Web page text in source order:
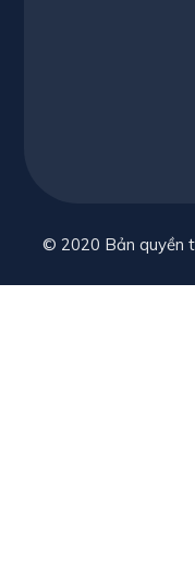
© 2020 Bản quyền